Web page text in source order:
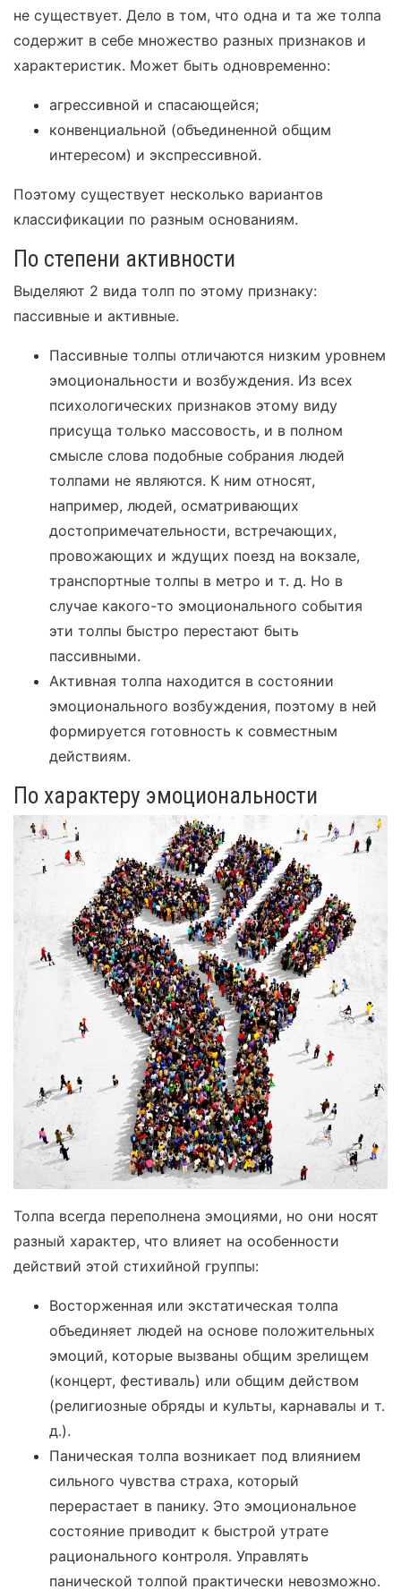
не существует. Дело в том, что одна и та же толпа
содержит в себе множество разных признаков и
характеристик. Может быть одновременно:
агрессивной и спасающейся;
конвенциальной (объединенной общим
интересом) и экспрессивной.
Поэтому существует несколько вариантов
классификации по разным основаниям.
По степени активности
Выделяют 2 вида толп по этому признаку:
пассивные и активные.
Пассивные толпы отличаются низким уровнем
эмоциональности и возбуждения. Из всех
психологических признаков этому виду
присуща только массовость, и в полном
смысле слова подобные собрания людей
толпами не являются. К ним относят,
например, людей, осматривающих
достопримечательности, встречающих,
провожающих и ждущих поезд на вокзале,
транспортные толпы в метро и т. д. Но в
случае какого-то эмоционального события
эти толпы быстро перестают быть
пассивными.
Активная толпа находится в состоянии
эмоционального возбуждения, поэтому в ней
формируется готовность к совместным
действиям.
По характеру эмоциональности
Толпа всегда переполнена эмоциями, но они носят
разный характер, что влияет на особенности
действий этой стихийной группы:
Восторженная или экстатическая толпа
объединяет людей на основе положительных
эмоций, которые вызваны общим зрелищем
(концерт, фестиваль) или общим действом
(религиозные обряды и культы, карнавалы и т.
д.).
Паническая толпа возникает под влиянием
сильного чувства страха, который
перерастает в панику. Это эмоциональное
состояние приводит к быстрой утрате
рационального контроля. Управлять
панической толпой практически невозможно.